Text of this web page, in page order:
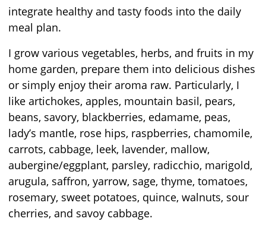
integrate healthy and tasty foods into the daily
meal plan.
I grow various vegetables, herbs, and fruits in my
home garden, prepare them into delicious dishes
or simply enjoy their aroma raw. Particularly, I
like artichokes, apples, mountain basil, pears,
beans, savory, blackberries, edamame, peas,
lady’s mantle, rose hips, raspberries, chamomile,
carrots, cabbage, leek, lavender, mallow,
aubergine/eggplant, parsley, radicchio, marigold,
arugula, saffron, yarrow, sage, thyme, tomatoes,
rosemary, sweet potatoes, quince, walnuts, sour
cherries, and savoy cabbage.